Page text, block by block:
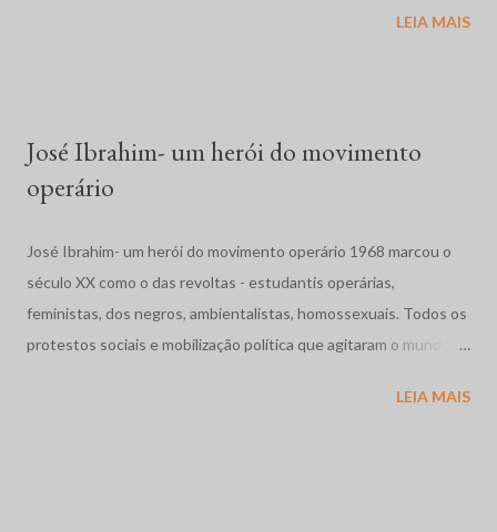
Brasil, foi marcado por massacres, violência rural e urbana, más
LEIA MAIS
José Ibrahim- um herói do movimento
operário
José Ibrahim- um herói do movimento operário 1968 marcou o
século XX como o das revoltas - estudantis operárias,
feministas, dos negros, ambientalistas, homossexuais. Todos os
protestos sociais e mobilização política que agitaram o mundo
massacre dos estudantes na México, a guerra no Vietnã se
LEIA MAIS